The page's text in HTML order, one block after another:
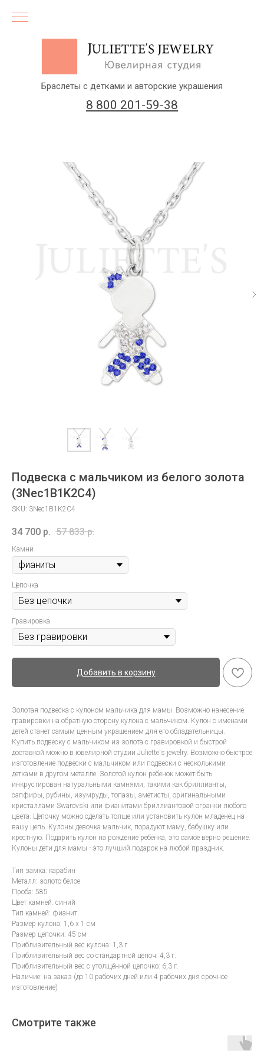
Заказать звонок
8 800 201-59-38
(бесплатный звонок по России)
Браслеты с детками и авторские украшения
Подвеска с мальчиком из белого золота
(3Nec1B1K2C4)
SKU: 3Nec1B1K2C4
34 700 р. 57 833 р.
Камни
Цепочка
Гравировка
Добавить в корзину
Золотая подвеска с кулоном мальчика для мамы. Возможно нанесение
гравировки на обратную сторону кулона с мальчиком. Кулон с именами
детей станет самым ценным украшением для его обладательницы.
Купить подвеску с мальчиком из золота с гравировкой и быстрой
доставкой можно в ювелирной студии Juliette's jewelry. Возможно быстрое
изготовление подвески с мальчиком или подвески с несколькими
детками в другом металле. Золотой кулон ребенок может быть
инкрустирован натуральными камнями, такими как бриллианты,
сапфиры, рубины, изумруды, топазы, аметисты, оригинальными
кристаллами Swarovski или фианитами бриллиантовой огранки любого
цвета. Цепочку можно сделать толще или установить кулон младенец на
вашу цепь. Кулоны девочка мальчик, порадуют маму, бабушку или
крестную. Подарить кулон на рождение ребенка, это самое верно решение.
Кулоны дети для мамы - это лучший подарок на любой праздник.
Тип замка: карабин
Металл: золото белое
Проба: 585
Цвет камней: синий
Тип камней: фианит
Размер кулона: 1,6 х 1 см
Размер цепочки: 45 см
Приблизительный вес кулона: 1,3 г.
Приблизительный вес со стандартной цепоч: 4,3 г.
Приблизительный вес с утолщённой цепочко: 6,3 г.
Наличие: на заказ (до 10 рабочих дней или 4 рабочих дня срочное
изготовление)
Смотрите также